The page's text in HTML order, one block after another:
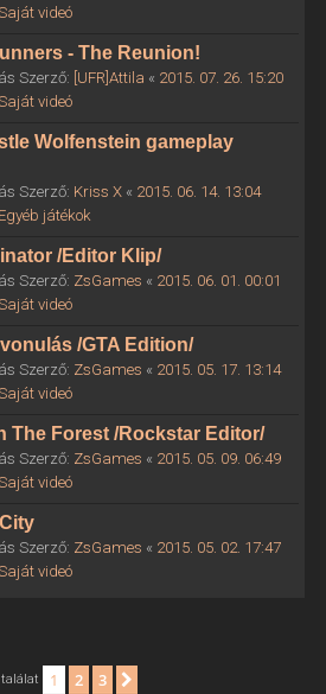
videó
- The Reunion!
Szerző: [UFR]Attila « 2015. 07. 26. 15:20
videó
Wolfenstein gameplay
Szerző: Kriss X« 2015. 06. 14. 13:04
Egyéb játékok
/Editor Klip/
Szerző: ZsGames « 2015. 06. 01. 00:01
videó
/GTA Edition/
Szerző: ZsGames « 2015. 05. 17. 13:14
videó
The Forest /Rockstar Editor/
Szerző: ZsGames « 2015. 05. 09. 06:49
videó
Szerző: ZsGames « 2015. 05. 02. 17:47
videó
találat 1 2 3